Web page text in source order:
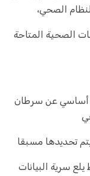
الصحي،
الصحیة المتاحة
أساسي عن سرطان
یلع سریة البیانات